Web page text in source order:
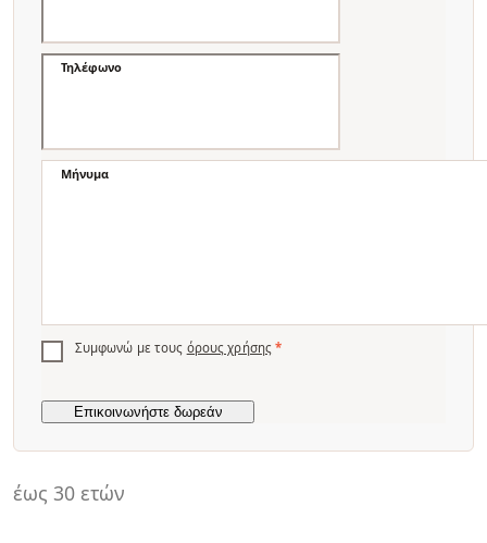
έως 30 ετών
Τηλέφωνο
Μήνυμα
Συμφωνώ με τους όρους χρήσης *